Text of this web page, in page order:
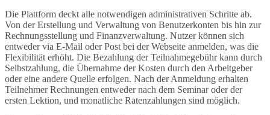
Die Plattform deckt alle notwendigen administrativen Schritte ab.
Von der Erstellung und Verwaltung von Benutzerkonten bis hin zur
Rechnungsstellung und Finanzverwaltung. Nutzer können sich
entweder via E-Mail oder Post bei der Webseite anmelden, was die
Flexibilität erhöht. Die Bezahlung der Teilnahmegebühr kann durch
Selbstzahlung, die Übernahme der Kosten durch den Arbeitgeber
oder eine andere Quelle erfolgen. Nach der Anmeldung erhalten
Teilnehmer Rechnungen entweder nach dem Seminar oder der
ersten Lektion, und monatliche Ratenzahlungen sind möglich.